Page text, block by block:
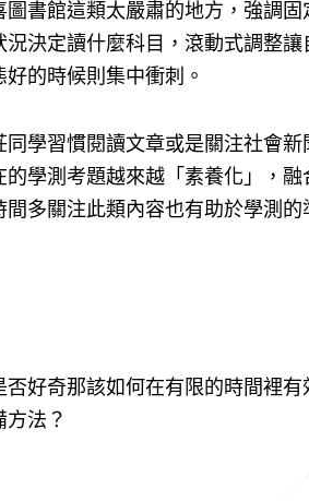
書館這類太嚴肅的地方，強調
決定讀什麼科目，滾動式調整
的時候則集中衝刺。
學習慣閱讀文章或是關注社會
學測考題越來越「素養化」，
多關注此類內容也有助於學測的
好奇那該如何在有限的時間裡有
法？